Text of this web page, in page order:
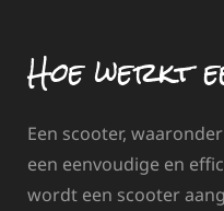
Hoe werkt
Een scooter,
een eenvoudige en
wordt een scooter